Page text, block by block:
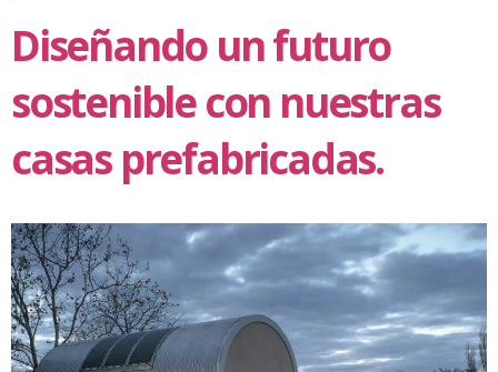
Diseñando un futuro
sostenible con nuestras
casas prefabricadas.